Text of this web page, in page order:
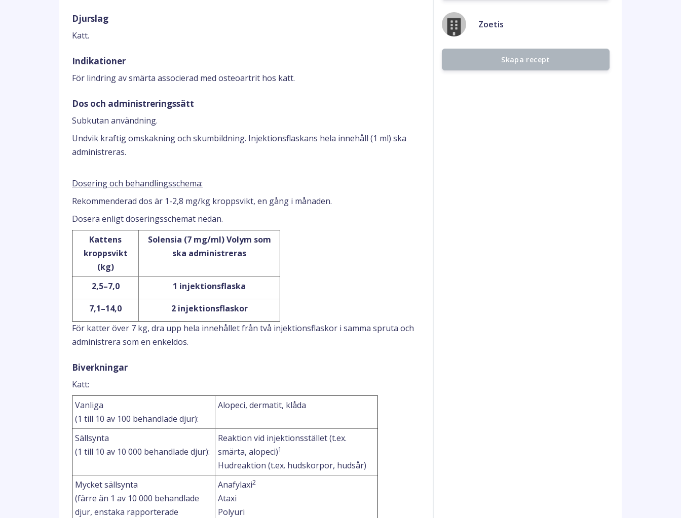
Djurslag
Katt.
Indikationer
För lindring av smärta associerad med osteoartrit hos katt.
Dos och administreringssätt
Subkutan användning.
Undvik kraftig omskakning och skumbildning. Injektionsflaskans hela innehåll (1 ml) ska
administreras.
Dosering och behandlingsschema:
Rekommenderad dos är 1-2,8 mg/kg kroppsvikt, en gång i månaden.
Dosera enligt doseringsschemat nedan.
Kattens
kroppsvikt
(kg)
Solensia (7 mg/ml) Volym som
ska administreras
2,5–7,0
1 injektionsflaska
7,1–14,0
2 injektionsflaskor
För katter över 7 kg, dra upp hela innehållet från två injektionsflaskor i samma spruta och
administrera som en enkeldos.
Biverkningar
Katt:
Vanliga
(1 till 10 av 100 behandlade djur):
Alopeci, dermatit, klåda
Sällsynta
(1 till 10 av 10 000 behandlade djur):
Reaktion vid injektionsstället (t.ex.
smärta, alopeci)1
Hudreaktion (t.ex. hudskorpor, hudsår)
Mycket sällsynta
(färre än 1 av 10 000 behandlade
djur, enstaka rapporterade
Anafylaxi2
Ataxi
Polyuri
Zoetis
Skapa recept